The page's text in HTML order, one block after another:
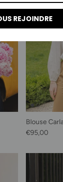
Blouse
Prix habituel
€95,00
REJOINDRE